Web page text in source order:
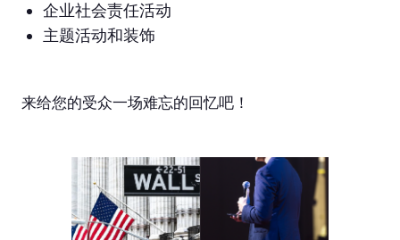
企业社会责任活动
主题活动和装饰
来给您的受众一场难忘的回忆吧！